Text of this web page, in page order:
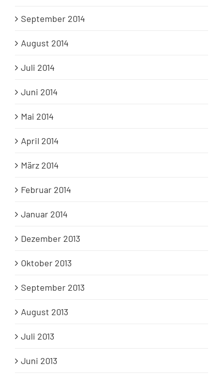
September 2014
August 2014
Juli 2014
Juni 2014
Mai 2014
April 2014
März 2014
Februar 2014
Januar 2014
Dezember 2013
Oktober 2013
September 2013
August 2013
Juli 2013
Juni 2013